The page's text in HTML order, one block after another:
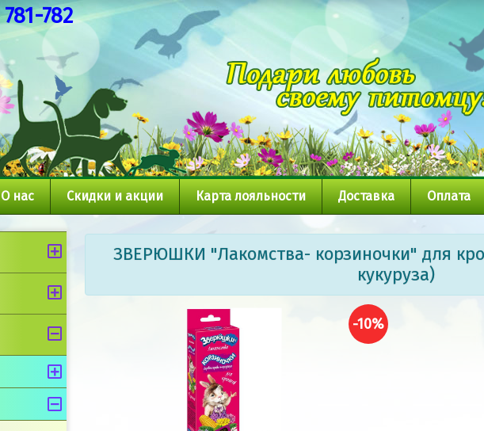
781-782
О нас Скидки и акции Карта лояльности Доставка Оплата
ЗВЕРЮШКИ "Лакомства- корзиночки" для
кукуруза)
-10%